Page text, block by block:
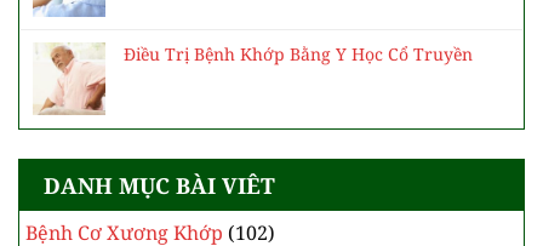
Điều Trị Bệnh Khớp Bằng Y Học Cổ Truyền
DANH MỤC BÀI VIÊT
Bệnh Cơ Xương Khớp (102)